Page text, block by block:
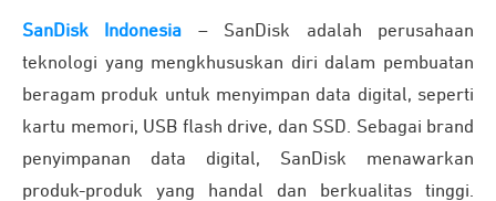
SanDisk Indonesia – SanDisk adalah perusahaan
teknologi yang mengkhususkan diri dalam pembuatan
beragam produk untuk menyimpan data digital, seperti
kartu memori, USB flash drive, dan SSD. Sebagai brand
penyimpanan data digital, SanDisk menawarkan
produk-produk yang handal dan berkualitas tinggi.